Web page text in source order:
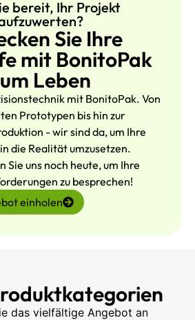
bereit, Ihr Projekt
Sie Ihre
mit BonitoPak
Leben
mit BonitoPak. Von
Prototypen bis hin zur
- wir sind da, um Ihre
die Realität umzusetzen.
Sie uns noch heute, um Ihre
zu besprechen!
einholen
das vielfältige Angebot an